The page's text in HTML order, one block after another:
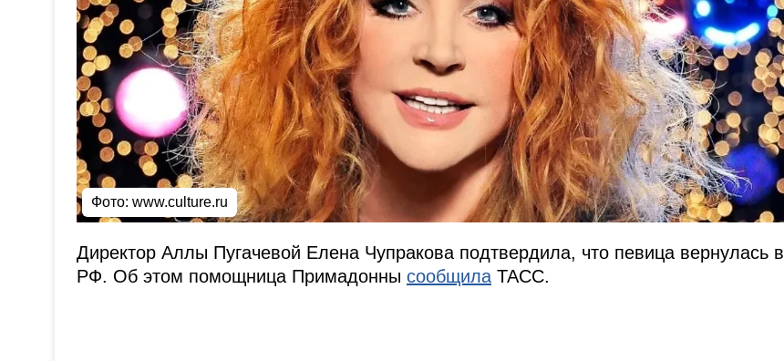
Фото: www.culture.ru
Директор Аллы Пугачевой Елена Чупракова подтвердила, что певица вернулась в
РФ. Об этом помощница Примадонны сообщила ТАСС.